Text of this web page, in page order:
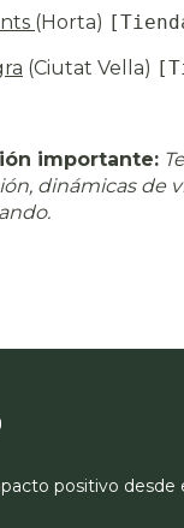
(Horta)
(Ciutat Vella)
importante:
dinámicas de
positivo desde